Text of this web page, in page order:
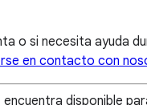
o si necesita ayuda
en contacto con
disponible